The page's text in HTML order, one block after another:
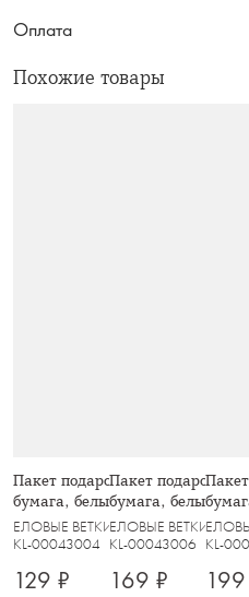
Оплата
Похожие товары
Пакет подарочный, 12х16 см,
бумага, белый, Конь, White
ЕЛОВЫЕ ВЕТКИ
KL-00043004
129 ₽
Пакет
бумага, белый,
ЕЛОВЫЕ ВЕТКИ
KL-00043006
169 ₽
KL-